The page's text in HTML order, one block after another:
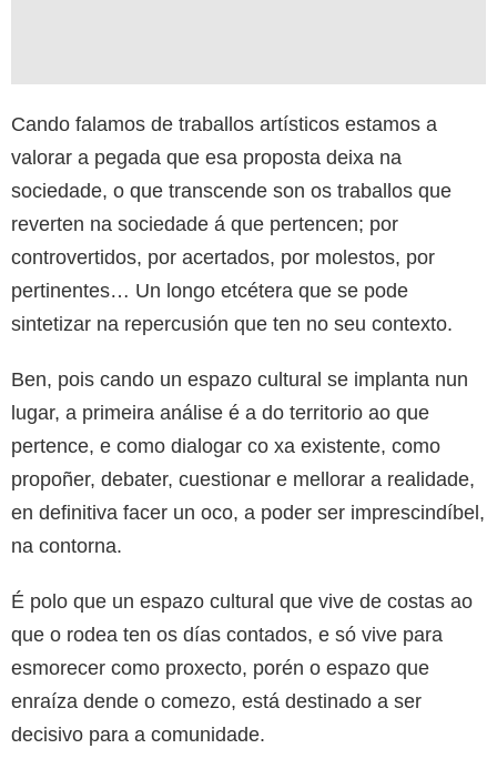
Cando falamos de traballos artísticos estamos a
valorar a pegada que esa proposta deixa na
sociedade, o que transcende son os traballos que
reverten na sociedade á que pertencen; por
controvertidos, por acertados, por molestos, por
pertinentes… Un longo etcétera que se pode
sintetizar na repercusión que ten no seu contexto.
Ben, pois cando un espazo cultural se implanta nun
lugar, a primeira análise é a do territorio ao que
pertence, e como dialogar co xa existente, como
propoñer, debater, cuestionar e mellorar a realidade,
en definitiva facer un oco, a poder ser imprescindíbel,
na contorna.
É polo que un espazo cultural que vive de costas ao
que o rodea ten os días contados, e só vive para
esmorecer como proxecto, porén o espazo que
enraíza dende o comezo, está destinado a ser
decisivo para a comunidade.